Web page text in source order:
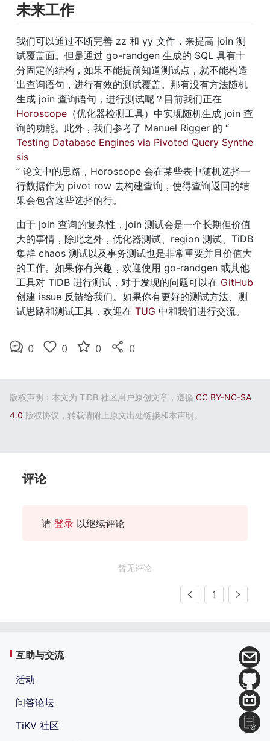
未来工作
我们可以通过不断完善 zz 和 yy 文件，来提高 join 测
试覆盖面。但是通过 go-randgen 生成的 SQL 具有十
分固定的结构，如果不能提前知道测试点，就不能构造
出查询语句，进行有效的测试覆盖。那有没有方法随机
生成 join 查询语句，进行测试呢？目前我们正在
Horoscope （优化器检测工具）中实现随机生成 join 查
询的功能。此外，我们参考了 Manuel Rigger 的 “
Testing Database Engines via Pivoted Query Synthe
sis
” 论文中的思路，Horoscope 会在某些表中随机选择一
行数据作为 pivot row 去构建查询，使得查询返回的结
果会包含这些选择的行。
由于 join 查询的复杂性，join 测试会是一个长期但价值
大的事情，除此之外，优化器测试、region 测试、TiDB
集群 chaos 测试以及事务测试也是非常重要并且价值大
的工作。如果你有兴趣，欢迎使用 go-randgen 或其他
工具对 TiDB 进行测试，对于发现的问题可以在 GitHub
创建 issue 反馈给我们。如果你有更好的测试方法、测
试思路和测试工具，欢迎在 TUG 中和我们进行交流。
0 0 0 0
版权声明：本文为 TiDB 社区用户原创文章，遵循 CC BY-NC-SA
4.0 版权协议，转载请附上原文出处链接和本声明。
评论
请 登录 以继续评论
暂无评论
1
互助与交流
活动
问答论坛
TiKV 社区